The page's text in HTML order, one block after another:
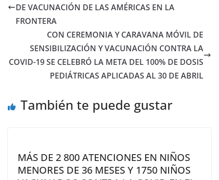
DE VACUNACIÓN DE LAS AMÉRICAS EN LA
FRONTERA
CON CEREMONIA Y CARAVANA MÓVIL DE
SENSIBILIZACIÓN Y VACUNACIÓN CONTRA LA
COVID-19 SE CELEBRÓ LA META DEL 100% DE DOSIS
PEDIÁTRICAS APLICADAS AL 30 DE ABRIL
También te puede gustar
MÁS DE 2 800 ATENCIONES EN NIÑOS
MENORES DE 36 MESES Y 1750 NIÑOS